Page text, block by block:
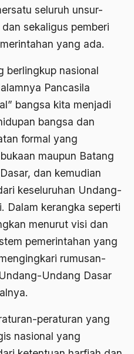
seluruh unsur-
sekaligus pemberi
yang ada.
berlingkup nasional
Pancasila
bangsa kita menjadi
bangsa dan
formal yang
maupun Batang
dan kemudian
keseluruhan Undang-
Dalam kerangka seperti
menurut visi dan
pemerintahan yang
rumusan-
Undang Dasar
peraturan yang
nasional yang